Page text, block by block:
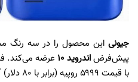
جیونی این محصول را در سه رنگ
پیش‌فرضاندروید ۱۰
با قیمت ۵۹۹۹ روپیه (برابر با ۸۰ دلار) آغاز خواهد شد.